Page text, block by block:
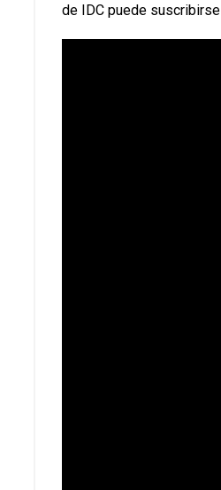
de IDC puede suscribirse